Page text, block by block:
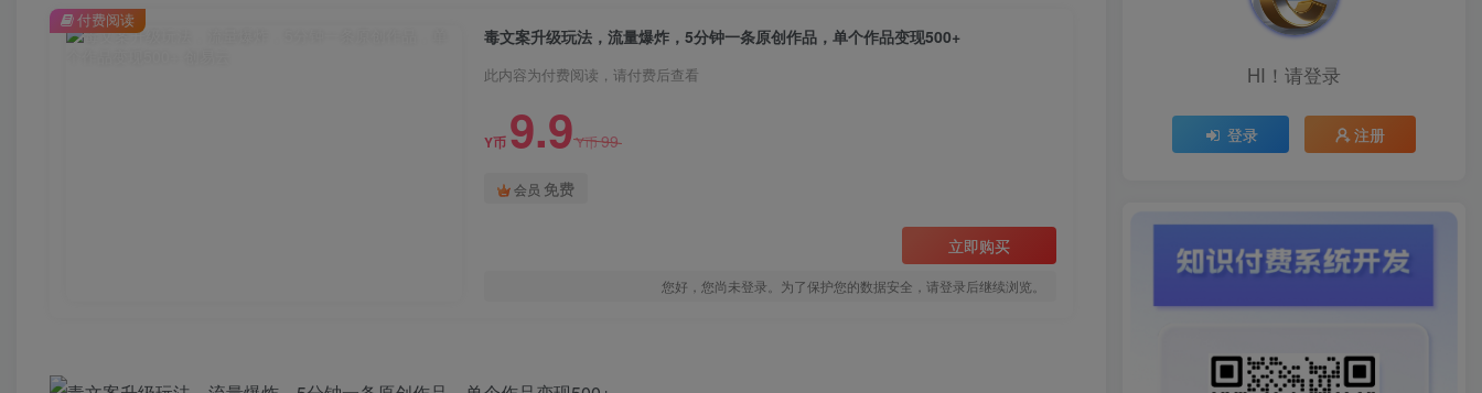
毒文案升级玩法，流量爆炸，5分钟一条原创作品，单个作品变现500+
此内容为付费阅读，请付费后查看
Y币 9.9Y币99
会员 免费
立即购买
您好，您尚未登录。为了保护您的数据安全，请登录后继续浏览。
付费阅读
HI！请登录
登录 注册